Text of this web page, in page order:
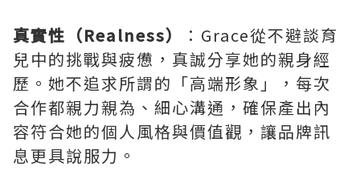
真實性（Realness）
：Grace從不避談育
兒中的挑戰與疲憊，真誠分享她的親身經
歷。她不追求所謂的「高端形象」，每次
合作都親力親為、細心溝通，確保產出內
容符合她的個人風格與價值觀，讓品牌訊
息更具說服力。